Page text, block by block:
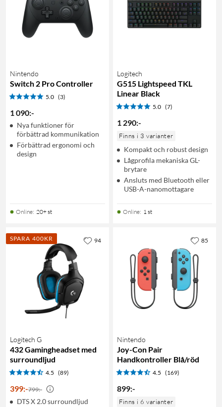
Nintendo
Switch 2 Pro Controller
5.0 (3)
1 090:-
Nya funktioner för
förbättrad kommunikation
Förbättrad ergonomi och
design
Online: 20+ st
Logitech
G515 Lightspeed TKL
Linear Black
5.0 (7)
1 290:-
Finns i 3 varianter
Kompakt och robust design
Lågprofila mekaniska GL-
brytare
Ansluts med Bluetooth eller
USB-A-nanomottagare
Online: 1 st
SPARA 400KR
Logitech G
432 Gamingheadset med
surroundljud
4.5 (89)
399:-799:-
DTS X 2.0 surroundljud
94
Nintendo
Joy-Con Pair
Handkontroller Blå/röd
4.5 (169)
899:-
Finns i 6 varianter
85